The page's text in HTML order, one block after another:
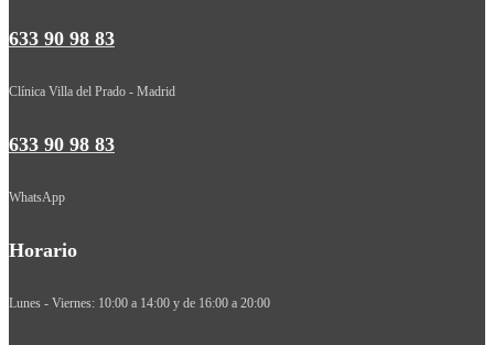
633 90 98 83
Clínica Villa del Prado - Madrid
633 90 98 83
WhatsApp
Horario
Lunes - Viernes: 10:00 a 14:00 y de 16:00 a 20:00